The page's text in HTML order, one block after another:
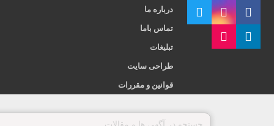
درباره ما
تماس باما
تبلیغات
طراحی سایت
قوانین و مقررات